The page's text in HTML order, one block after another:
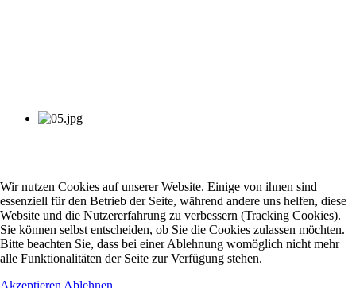
Wir nutzen Cookies auf unserer Website. Einige von ihnen sind
essenziell für den Betrieb der Seite, während andere uns helfen, diese
Website und die Nutzererfahrung zu verbessern (Tracking Cookies).
Sie können selbst entscheiden, ob Sie die Cookies zulassen möchten.
Bitte beachten Sie, dass bei einer Ablehnung womöglich nicht mehr
alle Funktionalitäten der Seite zur Verfügung stehen.
Akzeptieren Ablehnen